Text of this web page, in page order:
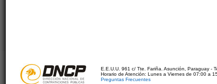
E.E.U.U. 961 c/ Tte. Fariña. Asunción, Paraguay -
Horario de Atención: Lunes a Viernes de 07:00 a
Preguntas Frecuentes